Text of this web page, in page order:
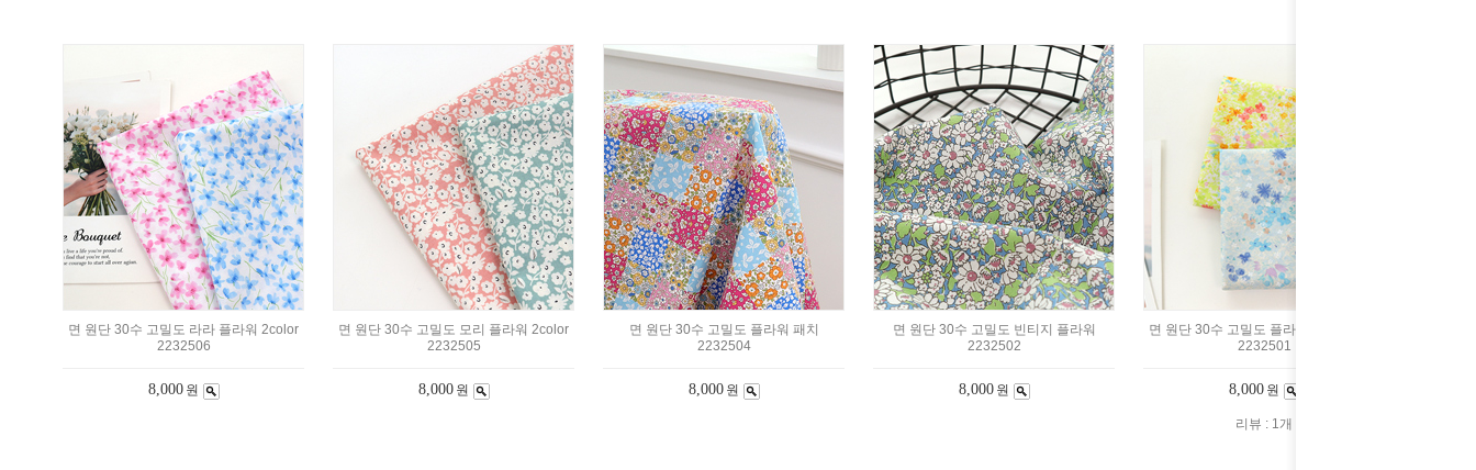
면 원단 30수 고밀도 라라 플라워 2color
2232506
8,000 원
면 원단 30수 고밀도 모리 플라워 2color
2232505
8,000 원
면 원단 30수 고밀도 플라워 패치
2232504
8,000 원
면 원단 30수 고밀도 빈티지 플라워
2232502
8,000 원
면 원단 30수 고밀도 플라워 랜드 2color
2232501
8,000 원
리뷰 : 1개